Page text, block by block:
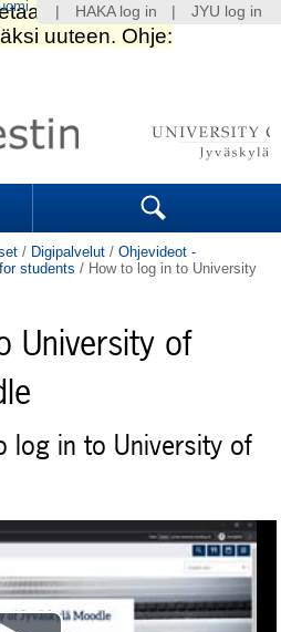
Search
/ Digipalvelut / Ohjevideot -
students / How to log in to University
University of
log in to University of
HAKA log in JYU log in